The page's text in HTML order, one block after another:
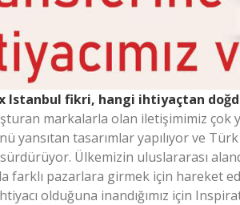
Istanbul fikri, hangi ihtiyaçtan
markalarla olan iletişimimiz çok
yansıtan tasarımlar yapılıyor ve
sürdürüyor. Ülkemizin uluslararası
farklı pazarlara girmek için hareket
olduğuna inandığımız için